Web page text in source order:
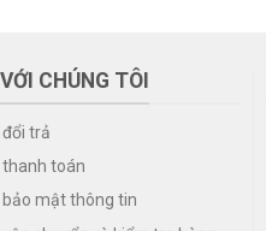
CHÚNG TÔI
trả
thanh toán
bảo mật thông tin